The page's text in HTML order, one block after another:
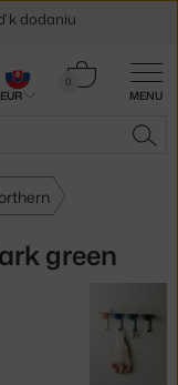
MENU
0
Košík
green
EUR